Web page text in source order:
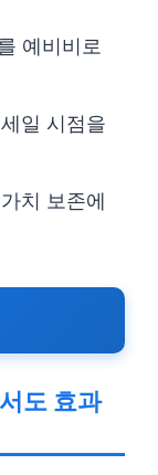
예비비로
일 시점을
치 보존에
도 효과